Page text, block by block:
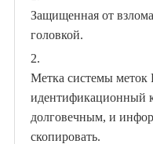
Защищенная от
головкой.
2.
Метка системы
идентификационный
долговечным, и
скопировать.